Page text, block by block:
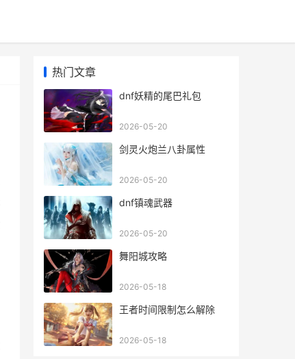
热门文章
dnf妖精的尾巴礼包
2026-05-20
剑灵火炮兰八卦属性
2026-05-20
dnf镇魂武器
2026-05-20
舞阳城攻略
2026-05-18
王者时间限制怎么解除
2026-05-18